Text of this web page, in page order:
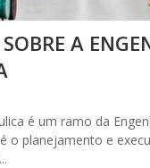
A
é um ramo da
o planejamento e